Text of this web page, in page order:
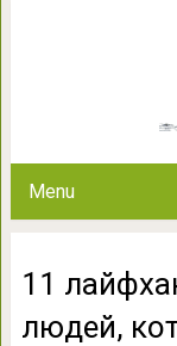
Menu
11
людей,